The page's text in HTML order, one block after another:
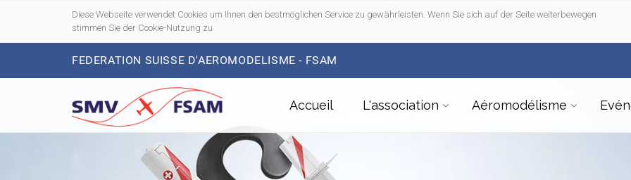
Diese Webseite verwendet Cookies um Ihnen den bestmöglichen Service zu gewährleisten. Wenn Sie sich auf der Seite weiterbewegen
stimmen Sie der Cookie-Nutzung zu
FEDERATION SUISSE D'AEROMODELISME - FSAM
Accueil L'association Aéromodélisme